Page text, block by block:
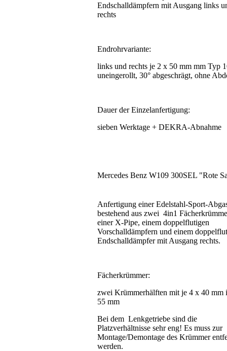
Endschalldämpfern mit Ausgang links
rechts
Endrohrvariante:
links und rechts je 2 x 50 mm mm Typ
uneingerollt, 30° abgeschrägt, ohne
Dauer der Einzelanfertigung:
sieben Werktage + DEKRA-Abnahme
Mercedes Benz W109 300SEL "Rote
Anfertigung einer Edelstahl-Sport-
bestehend aus zwei 4in1
einer X-Pipe, einem doppelflutigen
Vorschalldämpfern und einem
Endschalldämpfer mit Ausgang rechts.
Fächerkrümmer:
zwei Krümmerhälften mit je 4 x 40 mm
55 mm
Bei dem Lenkgetriebe sind die
Platzverhältnisse sehr eng! Es muss zur
Montage/Demontage des Krümmer
werden.